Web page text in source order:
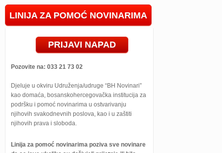
LINIJA ZA POMOĆ NOVINARIMA
PRIJAVI NAPAD
Pozovite na: 033 21 73 02
Djeluje u okviru Udruženja/udruge “BH Novinari”
kao domaća, bosanskohercegovačka institucija za
podršku i pomoć novinarima u ostvarivanju
njihovih svakodnevnih poslova, kao i u zaštiti
njihovih prava i sloboda.
Linija za pomoć novinarima poziva sve novinare